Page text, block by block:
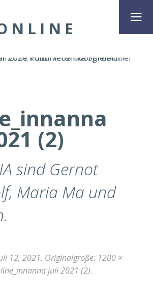
(2)
sind Gernot
Maria Ma und
12, 2021. Originalgröße: 1200 ×
juli 2021 (2).